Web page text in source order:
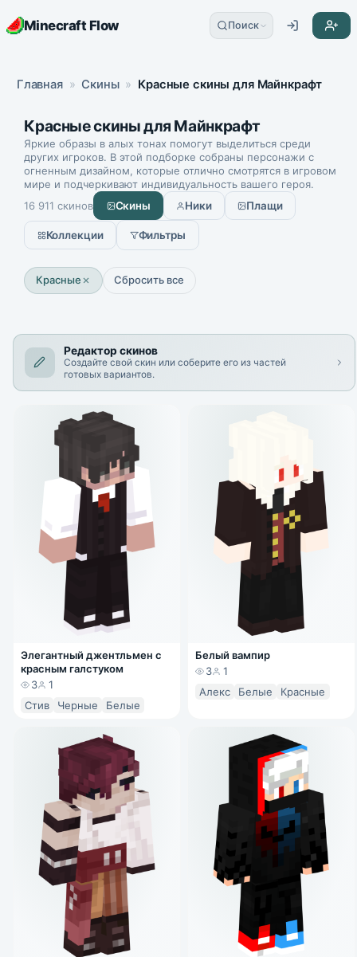
Minecraft Flow Поиск
Главная » Скины » Красные скины для Майнкрафт
Красные скины для Майнкрафт
Яркие образы в алых тонах помогут выделиться среди
других игроков. В этой подборке собраны персонажи с
огненным дизайном, которые отлично смотрятся в игровом
мире и подчеркивают индивидуальность вашего героя.
16 911 скинов
Скины Ники Плащи
Коллекции Фильтры
Красные Сбросить все
Редактор скинов
Создайте свой скин или соберите его из частей
готовых вариантов.
Элегантный джентльмен с
красным галстуком
3
1
Стив
Черные Белые
Белый вампир
3
1
Алекс
Белые Красные